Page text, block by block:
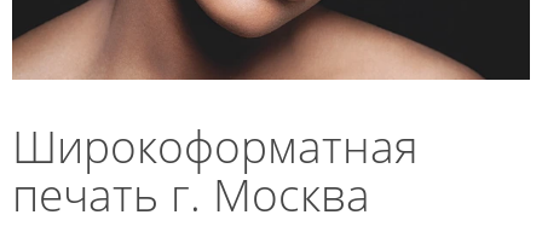
Широкоформатная
печать г. Москва